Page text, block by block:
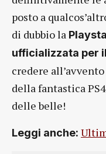
posto a
di dubbio la
ufficializzata per
credere
della fantastica
delle belle!
Leggi anche: